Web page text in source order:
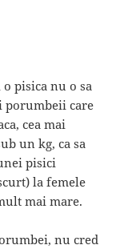
pisica nu o sa
porumbeii care
cea mai
un kg, ca sa
pisici
la femele
mai mare.
nu cred